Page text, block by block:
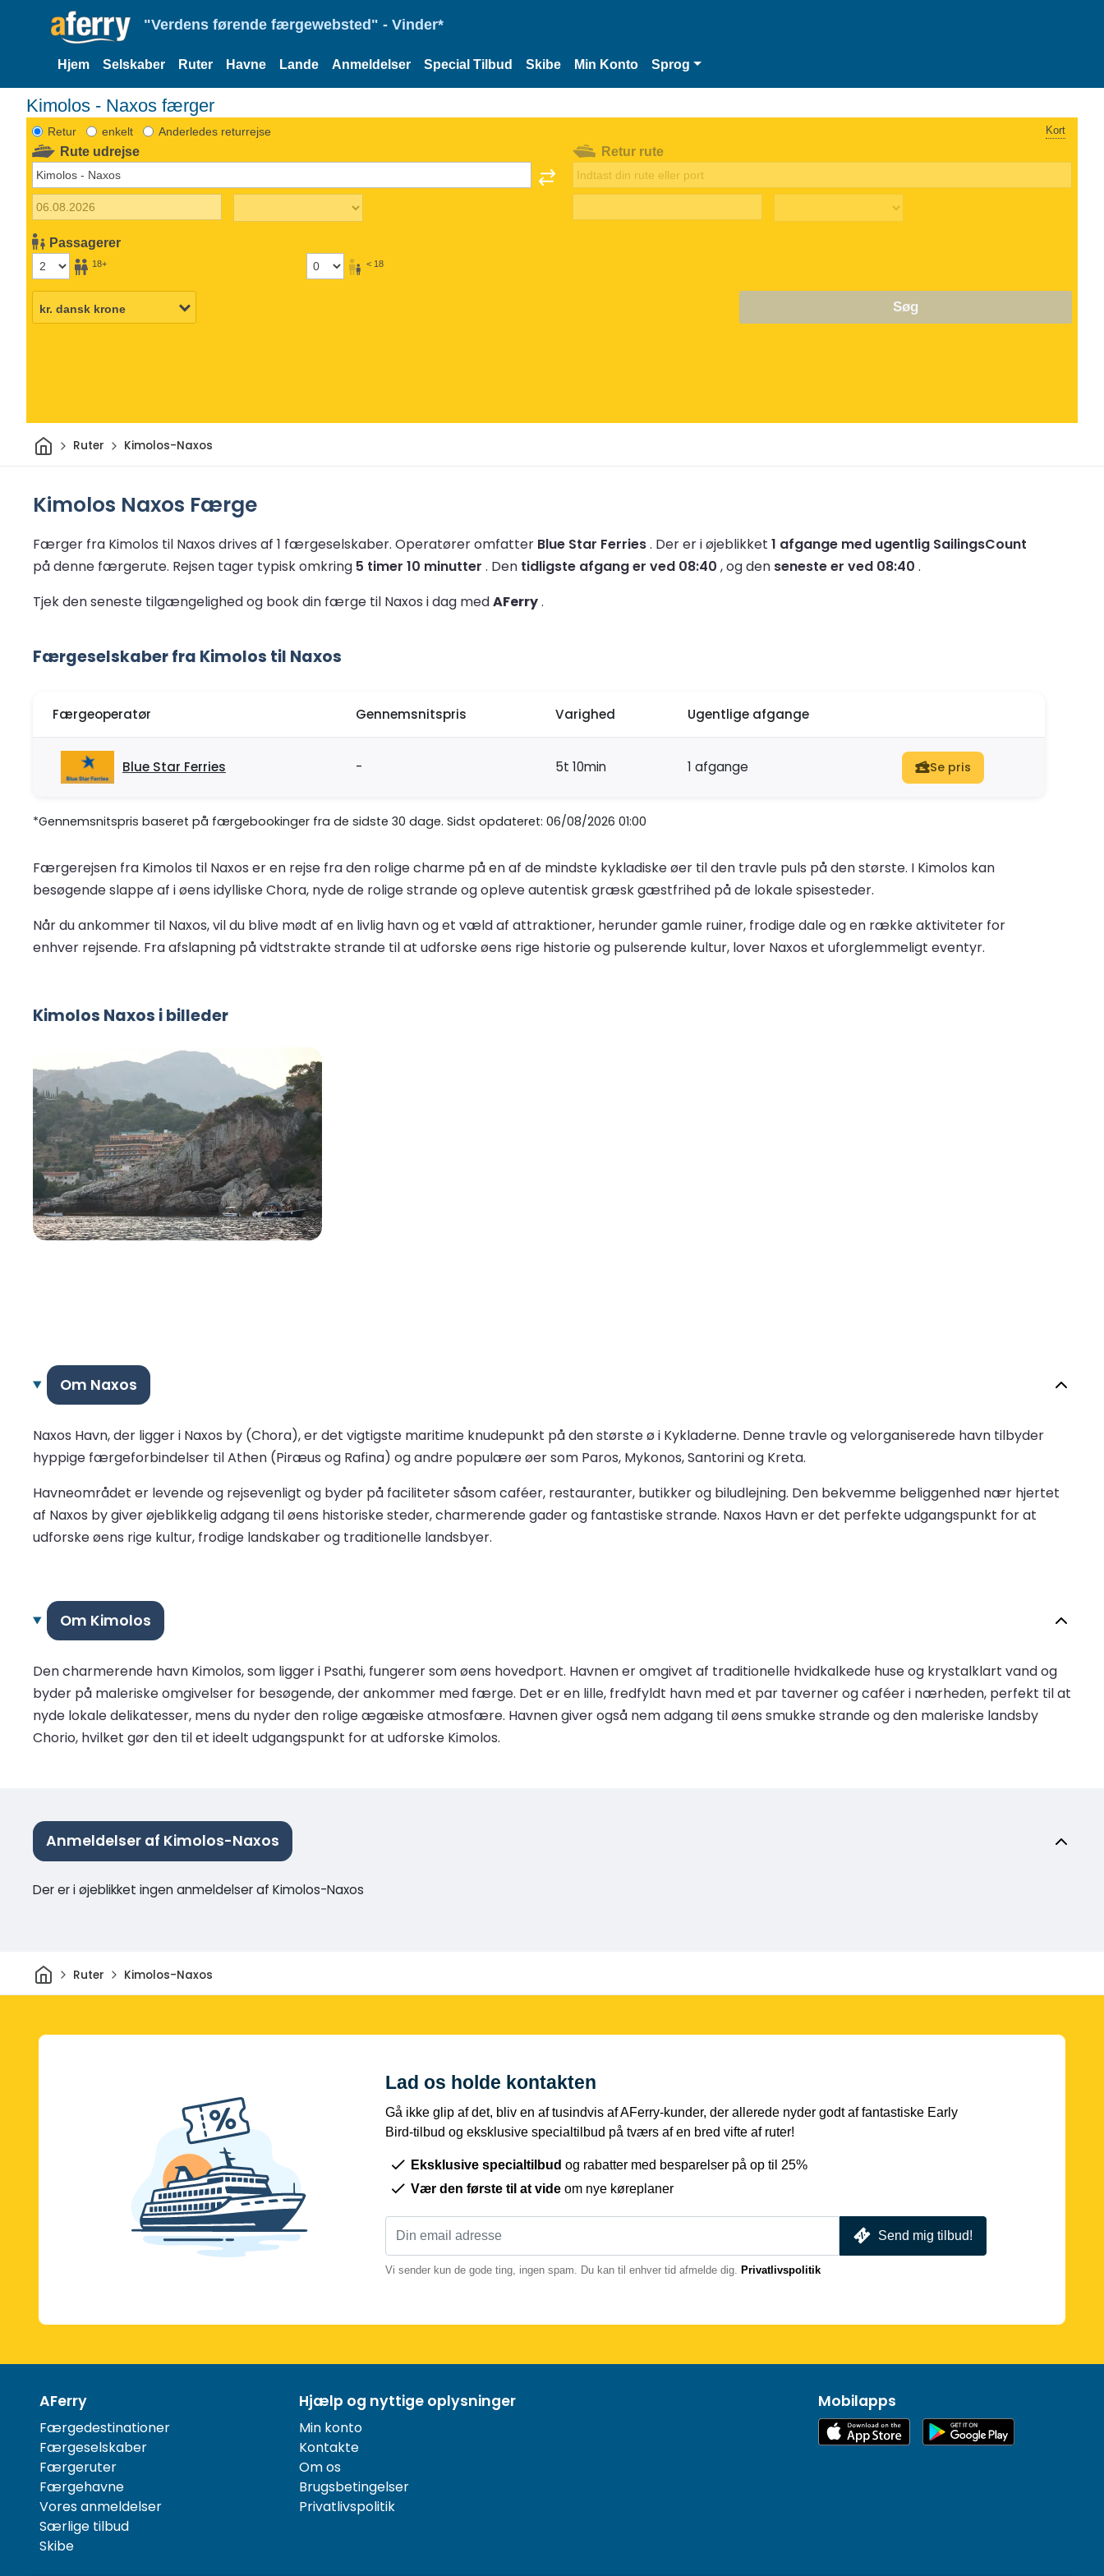
"Verdens førende færgewebsted" - Vinder*
Hjem Selskaber Ruter Havne Lande Anmeldelser Special Tilbud Skibe Min Konto Sprog
Kimolos - Naxos færger
Retur enkelt Anderledes returrejse Kort
Rute udrejse
Passagerer
18+ < 18
Retur rute
Søg
HjemRuter Kimolos-Naxos
Kimolos Naxos Færge
Færger fra Kimolos til Naxos drives af 1 færgeselskaber. Operatører omfatter Blue Star Ferries. Der er i øjeblikket 1 afgange med ugentlig SailingsCount
på denne færgerute. Rejsen tager typisk omkring 5 timer 10 minutter . Den tidligste afgang er ved 08:40 , og den seneste er ved 08:40 .
Tjek den seneste tilgængelighed og book din færge til Naxos i dag medAFerry.
Færgeselskaber fra Kimolos til Naxos
Færgeoperatør Gennemsnitspris Varighed Ugentlige afgange
Blue Star Ferries - 5t 10min 1 afgange Se pris
*Gennemsnitspris baseret på færgebookinger fra de sidste 30 dage. Sidst opdateret: 06/08/2026 01:00
Færgerejsen fra Kimolos til Naxos er en rejse fra den rolige charme på en af de mindste kykladiske øer til den travle puls på den største. I Kimolos kan
besøgende slappe af i øens idylliske Chora, nyde de rolige strande og opleve autentisk græsk gæstfrihed på de lokale spisesteder.
Når du ankommer til Naxos, vil du blive mødt af en livlig havn og et væld af attraktioner, herunder gamle ruiner, frodige dale og en række aktiviteter for
enhver rejsende. Fra afslapning på vidtstrakte strande til at udforske øens rige historie og pulserende kultur, lover Naxos et uforglemmeligt eventyr.
Kimolos Naxos i billeder
Om Naxos
Naxos Havn, der ligger i Naxos by (Chora), er det vigtigste maritime knudepunkt på den største ø i Kykladerne. Denne travle og velorganiserede havn tilbyder
hyppige færgeforbindelser til Athen (Piræus og Rafina) og andre populære øer som Paros, Mykonos, Santorini og Kreta.
Havneområdet er levende og rejsevenligt og byder på faciliteter såsom caféer, restauranter, butikker og biludlejning. Den bekvemme beliggenhed nær hjertet
af Naxos by giver øjeblikkelig adgang til øens historiske steder, charmerende gader og fantastiske strande. Naxos Havn er det perfekte udgangspunkt for at
udforske øens rige kultur, frodige landskaber og traditionelle landsbyer.
Om Kimolos
Den charmerende havn Kimolos, som ligger i Psathi, fungerer som øens hovedport. Havnen er omgivet af traditionelle hvidkalkede huse og krystalklart vand og
byder på maleriske omgivelser for besøgende, der ankommer med færge. Det er en lille, fredfyldt havn med et par taverner og caféer i nærheden, perfekt til at
nyde lokale delikatesser, mens du nyder den rolige ægæiske atmosfære. Havnen giver også nem adgang til øens smukke strande og den maleriske landsby
Chorio, hvilket gør den til et ideelt udgangspunkt for at udforske Kimolos.
Anmeldelser af Kimolos-Naxos
Der er i øjeblikket ingen anmeldelser af Kimolos-Naxos
HjemRuter Kimolos-Naxos
Lad os holde kontakten
Gå ikke glip af det, bliv en af tusindvis af AFerry-kunder, der allerede nyder godt af fantastiske Early
Bird-tilbud og eksklusive specialtilbud på tværs af en bred vifte af ruter!
Eksklusive specialtilbud og rabatter med besparelser på op til 25%
Vær den første til at vide om nye køreplaner
Send mig tilbud!
Vi sender kun de gode ting, ingen spam. Du kan til enhver tid afmelde dig. Privatlivspolitik
AFerry
Færgedestinationer
Færgeselskaber
Færgeruter
Færgehavne
Vores anmeldelser
Særlige tilbud
Skibe
Hjælp og nyttige oplysninger
Min konto
Kontakte
Om os
Brugsbetingelser
Privatlivspolitik
Mobilapps